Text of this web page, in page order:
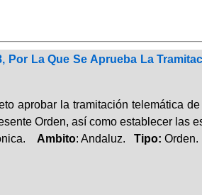
Por La Que Se Aprueba La
aprobar la tramitación telemática
Orden, así como establecer las
Ambito: Andaluz. Tipo: Orden.